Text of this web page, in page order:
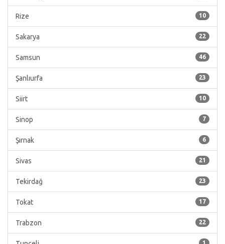
10
Rize
22
Sakarya
46
Samsun
23
Şanlıurfa
10
Siirt
7
Sinop
6
Şırnak
21
Sivas
23
Tekirdağ
17
Tokat
22
Trabzon